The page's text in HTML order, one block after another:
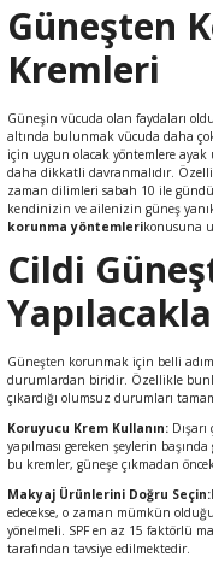
Ürünleri
Emzirme
Anne Bebek
Yağı
Mendilleri
Ürünleri
Güneşten
Kremleri
Güneşin vücuda olan faydaları
altında bulunmak vücuda daha
için uygun olacak yöntemlere
daha dikkatli davranmalıdır.
zaman dilimleri sabah 10 ile
kendinizin ve ailenizin güneş
korunma yöntemlerikonusuna
Cildi
Güneşten korunmak için belli
durumlardan biridir. Özellikle
çıkardığı olumsuz durumları
Koruyucu Krem Kullanın:
yapılması gereken şeylerin
bu kremler, güneşe çıkmadan
Makyaj Ürünlerini Doğru Seçin:
edecekse, o zaman mümkün
yönelmeli. SPF en az 15 faktörlü
tarafından tavsiye edilmektedir.